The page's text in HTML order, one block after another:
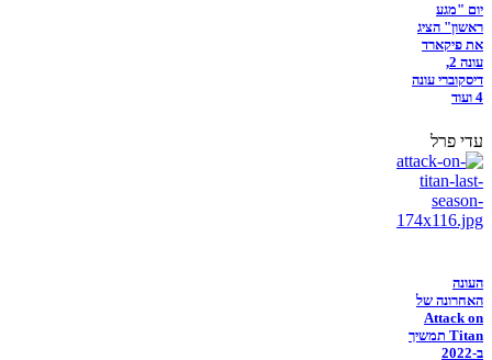
יום "מגע
ראשון" הציג
את פיקארד
עונה 2,
דיסקוברי עונה
4 ועוד
עדי פרל
העונה
האחרונה של
Attack on
Titan תמשיך
ב-2022